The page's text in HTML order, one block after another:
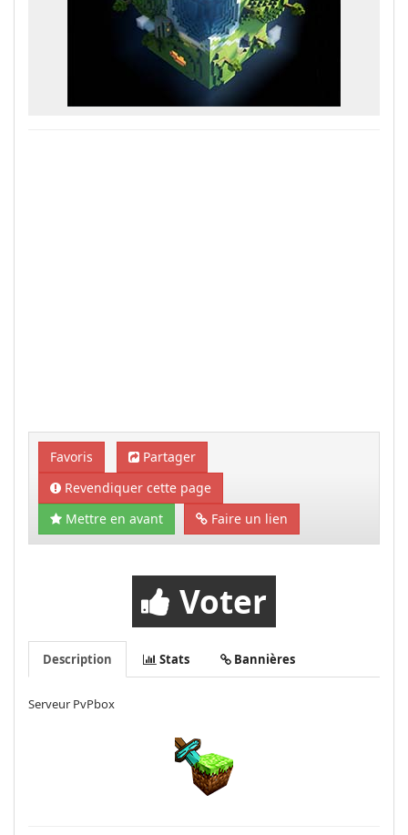
Favoris
Partager
Revendiquer cette page
Mettre en avant
Faire un lien
Voter
Description Stats Bannières
Serveur PvPbox